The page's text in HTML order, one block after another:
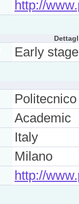
http://
Early
Academic
Italy
Milano
http://